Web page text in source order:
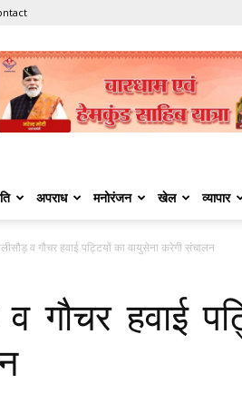
अपराध मनोरंजन खेल व्यापार
व गौचर हवाई पट्टियों का वायुसेना करेगी संचालन
व गौचर हवाई